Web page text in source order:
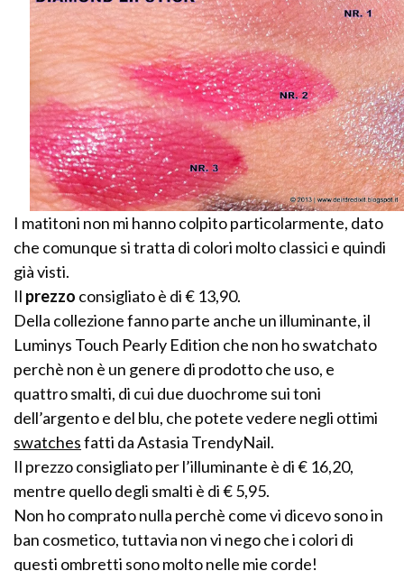
I matitoni non mi hanno colpito particolarmente, dato
che comunque si tratta di colori molto classici e quindi
già visti.
Il prezzo consigliato è di € 13,90.
Della collezione fanno parte anche un illuminante, il
Luminys Touch Pearly Edition che non ho swatchato
perchè non è un genere di prodotto che uso, e
quattro smalti, di cui due duochrome sui toni
dell’argento e del blu, che potete vedere negli ottimi
swatchesfatti da Astasia TrendyNail.
Il prezzo consigliato per l’illuminante è di € 16,20,
mentre quello degli smalti è di € 5,95.
Non ho comprato nulla perchè come vi dicevo sono in
ban cosmetico, tuttavia non vi nego che i colori di
questi ombretti sono molto nelle mie corde!